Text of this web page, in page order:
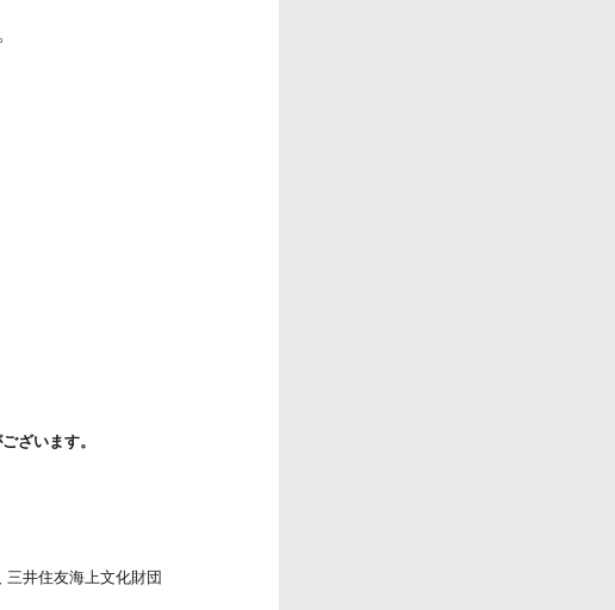
ざいます。
井住友海上文化財団